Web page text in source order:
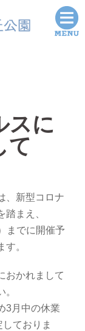
スに
て
、新型コロナ
まえ、
までに開催予
。
おかれまして
3月中の休業
ておりま